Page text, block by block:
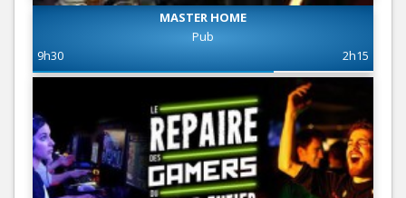
MASTER HOME
Pub
9h30
2h15